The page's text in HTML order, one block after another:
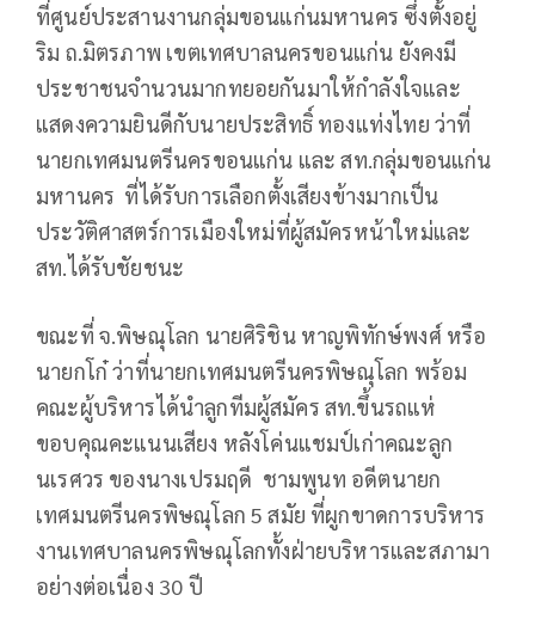
ที่ศูนย์ประสานงานกลุ่มขอนแก่นมหานคร ซึ่งตั้งอยู่
ริม ถ.มิตรภาพ เขตเทศบาลนครขอนแก่น ยังคงมี
ประชาชนจำนวนมากทยอยกันมาให้กำลังใจและ
แสดงความยินดีกับนายประสิทธิ์ ทองแท่งไทย ว่าที่
นายกเทศมนตรีนครขอนแก่น และ สท.กลุ่มขอนแก่น
มหานคร ที่ได้รับการเลือกตั้งเสียงข้างมากเป็น
ประวัติศาสตร์การเมืองใหม่ที่ผู้สมัครหน้าใหม่และ
สท.ได้รับชัยชนะ
ขณะที่ จ.พิษณุโลก นายศิริชิน หาญพิทักษ์พงศ์ หรือ
นายกโก๋ ว่าที่นายกเทศมนตรีนครพิษณุโลก พร้อม
คณะผู้บริหารได้นำลูกทีมผู้สมัคร สท.ขึ้นรถแห่
ขอบคุณคะแนนเสียง หลังโค่นแชมป์เก่าคณะลูก
นเรศวร ของนางเปรมฤดี ชามพูนท อดีตนายก
เทศมนตรีนครพิษณุโลก 5 สมัย ที่ผูกขาดการบริหาร
งานเทศบาลนครพิษณุโลกทั้งฝ่ายบริหารและสภามา
อย่างต่อเนื่อง 30 ปี